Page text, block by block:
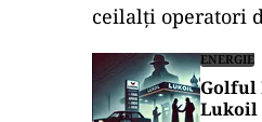
ceilalți operatori
ENERGIE
Golful
Lukoil